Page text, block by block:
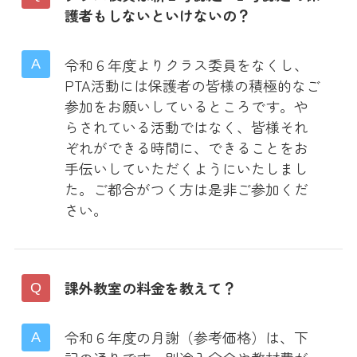
護者もしないといけないの？
令和６年度よりクラス委員をなくし、
PTA活動には保護者の皆様の積極的なご
参加をお願いしているところです。や
らされている活動ではなく、皆様それ
ぞれができる時間に、できることをお
手伝いしていただくようにいたしまし
た。ご都合がつく方は是非ご参加くだ
さい。
課外教室の料金を教えて？
令和６年度の月謝（参考価格）は、下